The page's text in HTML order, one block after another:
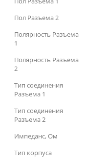
Пол Разъема 2
Полярность Разъема
1
Полярность Разъема
2
Тип соединения
Разъема 1
Тип соединения
Разъема 2
Импеданс, Ом
Тип корпуса